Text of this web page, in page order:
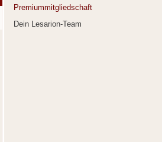
Premiummitgliedschaft
Dein Lesarion-Team